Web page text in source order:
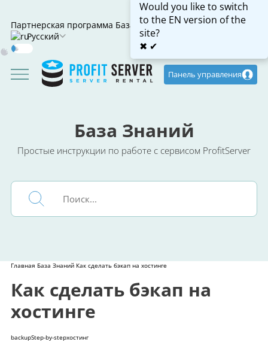
Партнерская программа База знаний
Русский
Would you like to switch
to the EN version of the
site?
✖ ✔
Mode
Панель управления
База Знаний
Простые инструкции по работе с сервисом ProfitServer
Главная База Знаний Как сделать бэкап на хостинге
Как сделать бэкап на
хостинге
backupStep-by-stepхостинг